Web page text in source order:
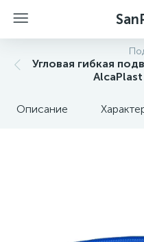
Угловая гибкая
Описание